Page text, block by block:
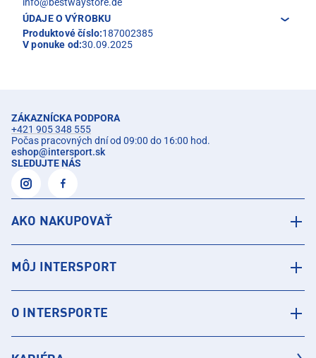
info@bestwaystore.de
ÚDAJE O VÝROBKU
Produktové číslo:187002385
V ponuke od:30.09.2025
ZÁKAZNÍCKA PODPORA
+421 905 348 555
Počas pracovných dní od 09:00 do 16:00 hod.
eshop@intersport.sk
SLEDUJTE NÁS
AKO NAKUPOVAŤ
MÔJ INTERSPORT
O INTERSPORTE